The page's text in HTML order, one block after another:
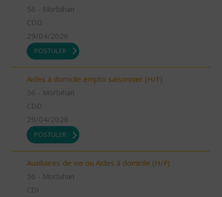
56 - Morbihan
CDD
29/04/2026
POSTULER
Aides à domicile emploi saisonnier (H/F)
56 - Morbihan
CDD
29/04/2026
POSTULER
Auxiliaires de vie ou Aides à domicile (H/F)
56 - Morbihan
CDI